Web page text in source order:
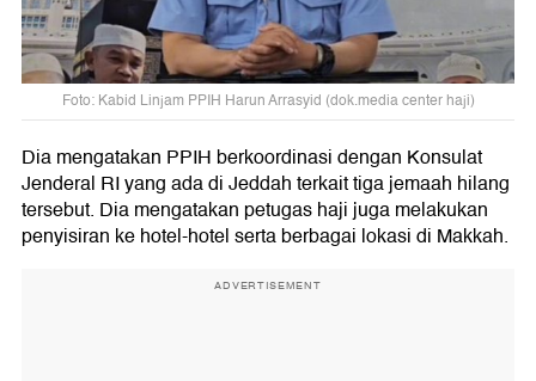
Foto: Kabid Linjam PPIH Harun Arrasyid (dok.media center haji)
Dia mengatakan PPIH berkoordinasi dengan Konsulat
Jenderal RI yang ada di Jeddah terkait tiga jemaah hilang
tersebut. Dia mengatakan petugas haji juga melakukan
penyisiran ke hotel-hotel serta berbagai lokasi di Makkah.
ADVERTISEMENT